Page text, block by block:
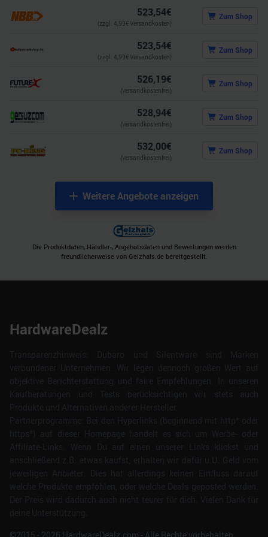
523,54€
(zzgl. 4,99€ Versandkosten)
Zum Shop
523,54€
(zzgl. 4,99€ Versandkosten)
Zum Shop
526,19€
(versandkostenfrei)
Zum Shop
528,94€
(versandkostenfrei)
Zum Shop
532,00€
(versandkostenfrei)
Zum Shop
Weitere Angebote anzeigen
Die Produktdaten, Händler-, Angebotsdaten und Bewertungen werden
freundlicherweise von Geizhals.de bereitgestellt.
HardwareDealz